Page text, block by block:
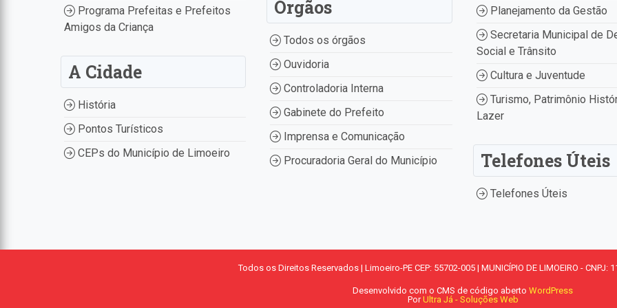
Programa Prefeitas e Prefeitos
Amigos da Criança
A Cidade
História
Pontos Turísticos
CEPs do Município de Limoeiro
Órgãos
Todos os órgãos
Ouvidoria
Controladoria Interna
Gabinete do Prefeito
Imprensa e Comunicação
Procuradoria Geral do Município
Planejamento da Gestão
Secretaria Municipal de
Social e Trânsito
Cultura e Juventude
Turismo, Patrimônio
Lazer
Telefones Úteis
Telefones Úteis
Todos os Direitos Reservados | Limoeiro-PE CEP: 55702-005 | MUNICÍPIO DE LIMOEIRO - CNPJ:
Desenvolvido com o CMS de código aberto WordPress
PorUltra Já - Soluções Web